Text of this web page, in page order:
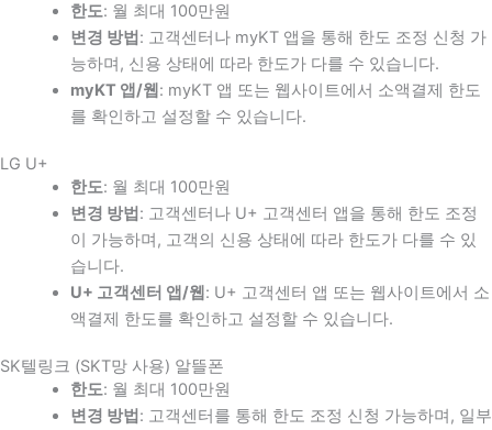
한도: 월 최대 100만원
변경 방법 : 고객센터나 myKT 앱을 통해 한도 조정 신청 가
능하며, 신용 상태에 따라 한도가 다를 수 있습니다.
myKT 앱/웹 : myKT 앱 또는 웹사이트에서 소액결제 한도
를 확인하고 설정할 수 있습니다.
LG U+
한도: 월 최대 100만원
변경 방법 : 고객센터나 U+ 고객센터 앱을 통해 한도 조정
이 가능하며, 고객의 신용 상태에 따라 한도가 다를 수 있
습니다.
U+ 고객센터 앱/웹 : U+ 고객센터 앱 또는 웹사이트에서 소
액결제 한도를 확인하고 설정할 수 있습니다.
SK텔링크 (SKT망 사용) 알뜰폰
한도: 월 최대 100만원
변경 방법 : 고객센터를 통해 한도 조정 신청 가능하며, 일부